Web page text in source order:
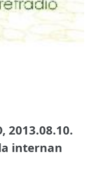
2013.08.10.
internan